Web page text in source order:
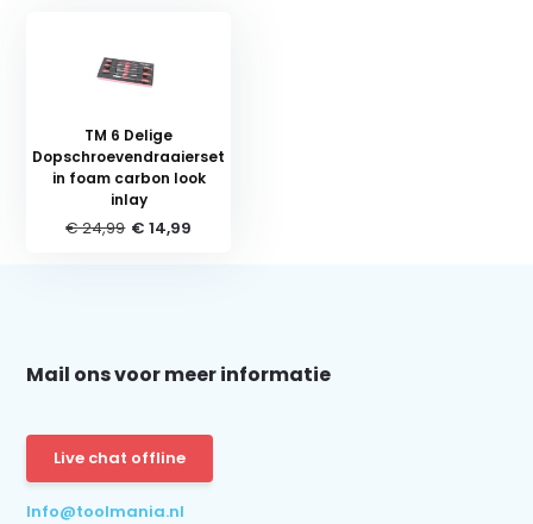
TM 6 Delige
Dopschroevendraaierset
in foam carbon look
inlay
€ 24,99 € 14,99
Mail ons voor meer informatie
Live chat offline
Info@toolmania.nl
Schrijf je in voor onze nieuwsbrief:
* Lees hier de wettelijke beperkingen